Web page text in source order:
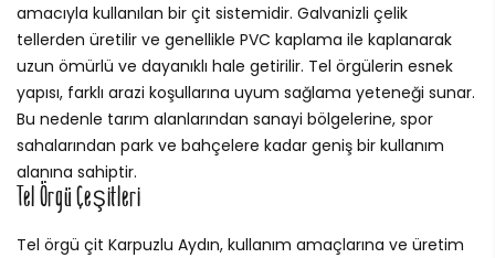
amacıyla kullanılan bir çit sistemidir. Galvanizli çelik
tellerden üretilir ve genellikle PVC kaplama ile kaplanarak
uzun ömürlü ve dayanıklı hale getirilir. Tel örgülerin esnek
yapısı, farklı arazi koşullarına uyum sağlama yeteneği sunar.
Bu nedenle tarım alanlarından sanayi bölgelerine, spor
sahalarından park ve bahçelere kadar geniş bir kullanım
alanına sahiptir.
Tel Örgü Çeşitleri
Tel örgü çit Karpuzlu Aydın, kullanım amaçlarına ve üretim